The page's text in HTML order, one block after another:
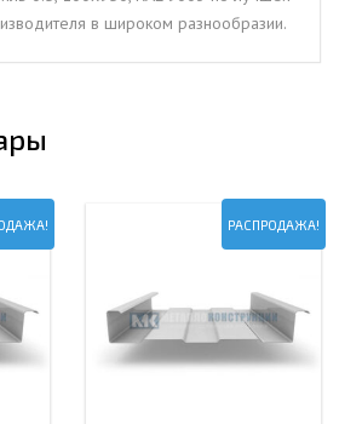
в широком разнообразии.
РАСПРОДАЖА!